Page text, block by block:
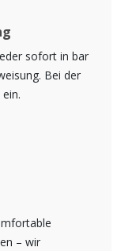
sofort in bar
Bei der
– wir